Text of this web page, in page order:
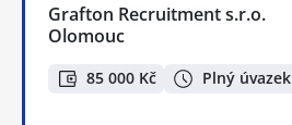
Grafton Recruitment s.r.o.
Olomouc
85 000 Kč Plný úvazek